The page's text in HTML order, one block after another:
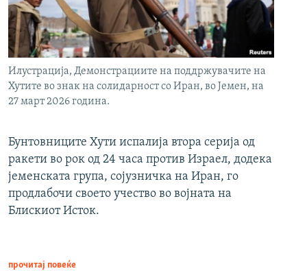
Илустрација, Демонстрациите на поддржувачите на
Хутите во знак на солидарност со Иран, во Јемен, на
27 март 2026 година.
Бунтовниците Хути испалија втора серија од
ракети во рок од 24 часа против Израел, додека
јеменската група, сојузничка на Иран, го
продлабочи своето учество во војната на
Блискиот Исток.
прочитај повеќе